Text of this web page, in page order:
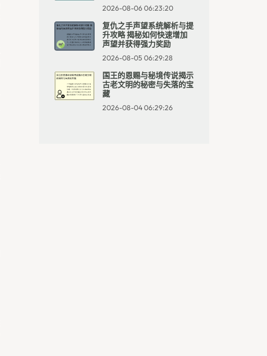
2026-08-06 06:23:20
复仇之手声望系统解析与提
升攻略 揭秘如何快速增加
声望并获得强力奖励
2026-08-05 06:29:28
国王的恩赐与秘境传说揭示
古老文明的秘密与失落的宝
藏
2026-08-04 06:29:26